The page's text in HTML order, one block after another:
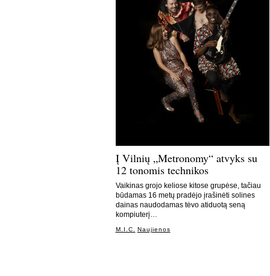
Į Vilnių „Metronomy“ atvyks su
12 tonomis technikos
Vaikinas grojo keliose kitose grupėse, tačiau
būdamas 16 metų pradėjo įrašinėti solines
dainas naudodamas tėvo atiduotą seną
kompiuterį…
M.I.C. Naujienos